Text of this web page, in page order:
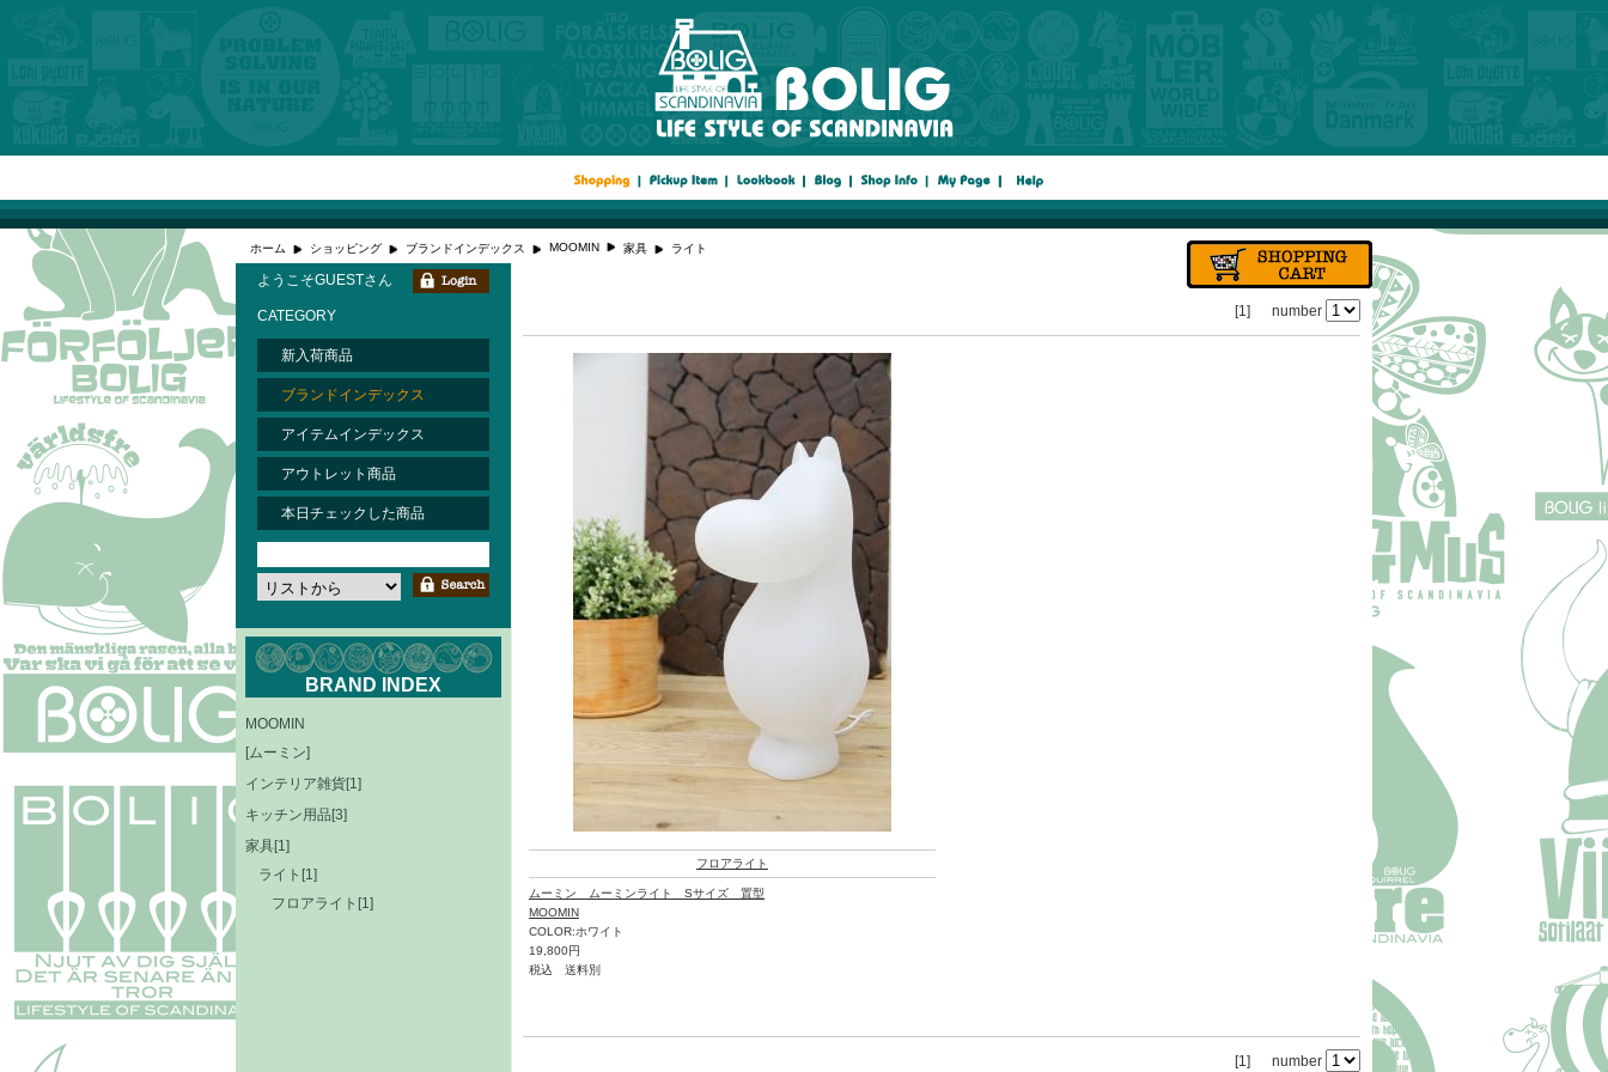
ホーム ショッピング ブランドインデックス MOOMIN 家具 ライト
[1] number
フロアライト
ムーミン ムーミンライト Sサイズ 置型
MOOMIN
COLOR:ホワイト
19,800円
税込 送料別
[1] number
ようこそGUESTさん
CATEGORY
新入荷商品
ブランドインデックス
アイテムインデックス
アウトレット商品
本日チェックした商品
BRAND INDEX
MOOMIN
[ムーミン]
インテリア雑貨[1]
キッチン用品[3]
家具[1]
ライト[1]
フロアライト[1]